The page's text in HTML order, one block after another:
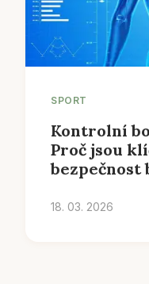
SPORT
Kontrolní
Proč jsou
bezpečnost
18. 03. 2026